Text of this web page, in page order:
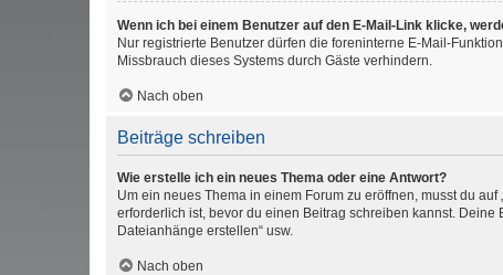
Wenn ich bei einem Benutzer auf den E-Mail-Link klicke,
Nur registrierte Benutzer dürfen die foreninterne E-Mail-
Missbrauch dieses Systems durch Gäste verhindern.
Nach oben
Beiträge schreiben
Wie erstelle ich ein neues Thema oder eine Antwort?
Um ein neues Thema in einem Forum zu eröffnen, musst du
erforderlich ist, bevor du einen Beitrag schreiben kannst. Deine
Dateianhänge erstellen“ usw.
Nach oben